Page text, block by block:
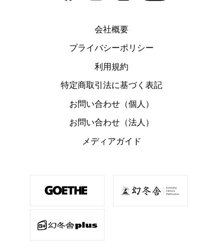
会社概要
プライバシーポリシー
利用規約
特定商取引法に基づく表記
お問い合わせ（個人）
お問い合わせ（法人）
メディアガイド